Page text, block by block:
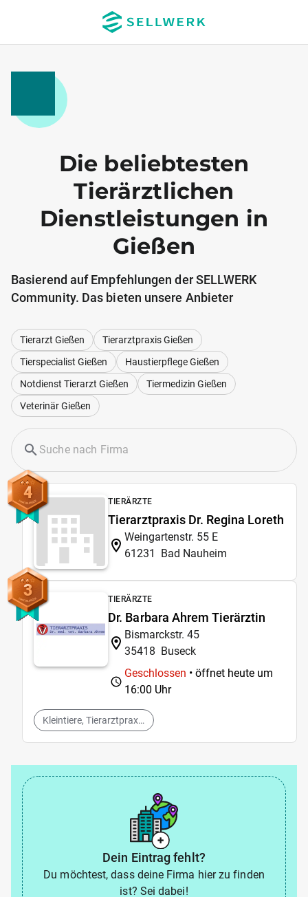
Die beliebtesten
Tierärztlichen
Dienstleistungen in
Gießen
Basierend auf Empfehlungen der SELLWERK
Community. Das bieten unsere Anbieter
Tierarzt Gießen
Tierarztpraxis Gießen
Tierspecialist Gießen
Haustierpflege Gießen
Notdienst Tierarzt Gießen
Tiermedizin Gießen
Veterinär Gießen
4 TIERÄRZTE
Tierarztpraxis Dr. Regina Loreth
Weingartenstr. 55 E
61231
Bad Nauheim
3 TIERÄRZTE
Dr. Barbara Ahrem Tierärztin
Bismarckstr. 45
35418 Buseck
Geschlossen • öffnet heute um
16:00 Uhr
Kleintiere, Tierarztpraxis, Chirurgie, Homöopathie
Dein Eintrag fehlt?
Du möchtest, dass deine Firma hier zu finden
ist? Sei dabei!